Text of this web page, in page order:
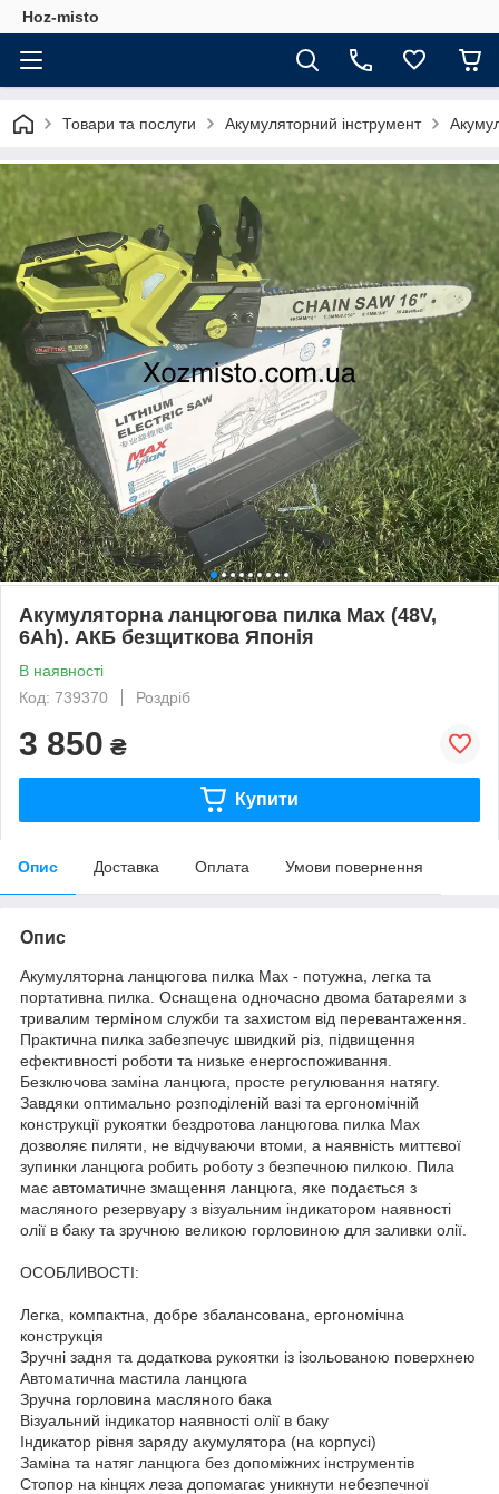
Hoz-misto
Товари та послуги Акумуляторний інструмент
Акумуляторна ланцюгова пилка Max (48V,
6Ah). АКБ безщиткова Японія
В наявності
Код: 739370
Роздріб
3 850 ₴
Купити
Опис Доставка Оплата Умови повернення
Опис
Акумуляторна ланцюгова пилка Max - потужна, легка та
портативна пилка. Оснащена одночасно двома батареями з
тривалим терміном служби та захистом від перевантаження.
Практична пилка забезпечує швидкий різ, підвищення
ефективності роботи та низьке енергоспоживання.
Безключова заміна ланцюга, просте регулювання натягу.
Завдяки оптимально розподіленій вазі та ергономічній
конструкції рукоятки бездротова ланцюгова пилка Max
дозволяє пиляти, не відчуваючи втоми, а наявність миттєвої
зупинки ланцюга робить роботу з безпечною пилкою. Пила
має автоматичне змащення ланцюга, яке подається з
масляного резервуару з візуальним індикатором наявності
олії в баку та зручною великою горловиною для заливки олії.
ОСОБЛИВОСТІ:
Легка, компактна, добре збалансована, ергономічна
конструкція
Зручні задня та додаткова рукоятки із ізольованою поверхнею
Автоматична мастила ланцюга
Зручна горловина масляного бака
Візуальний індикатор наявності олії в баку
Індикатор рівня заряду акумулятора (на корпусі)
Заміна та натяг ланцюга без допоміжних інструментів
Стопор на кінцях леза допомагає уникнути небезпечної